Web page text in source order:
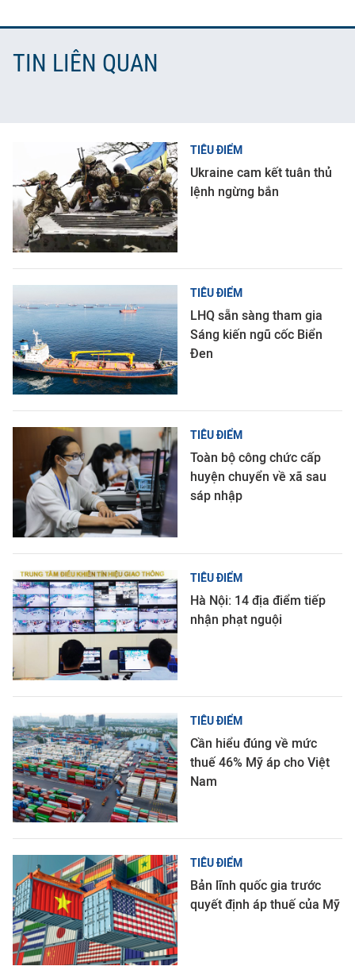
TIN LIÊN QUAN
TIÊU ĐIỂM
Ukraine cam kết tuân thủ
lệnh ngừng bắn
TIÊU ĐIỂM
LHQ sẵn sàng tham gia
Sáng kiến ngũ cốc Biển
Đen
TIÊU ĐIỂM
Toàn bộ công chức cấp
huyện chuyển về xã sau
sáp nhập
TIÊU ĐIỂM
Hà Nội: 14 địa điểm tiếp
nhận phạt nguội
TIÊU ĐIỂM
Cần hiểu đúng về mức
thuế 46% Mỹ áp cho Việt
Nam
TIÊU ĐIỂM
Bản lĩnh quốc gia trước
quyết định áp thuế của Mỹ